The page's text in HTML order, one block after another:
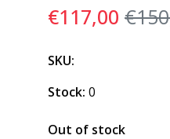
€117,00
SKU:
Stock: 0
Out of stock